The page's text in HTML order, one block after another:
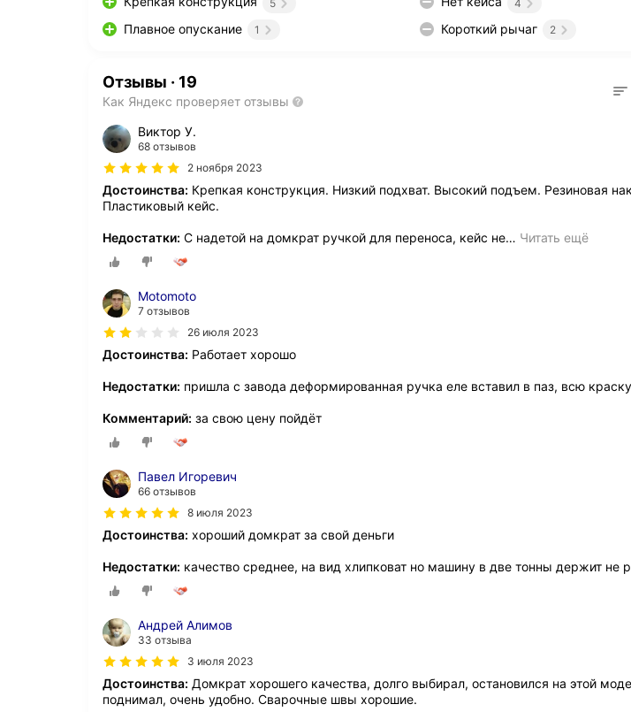
5
Плавное опускание 1
4
Короткий рычаг 2
Отзывы · 19
Как Яндекс проверяет отзывы
Виктор У.
68 отзывов
2 ноября 2023
Достоинства: Крепкая конструкция. Низкий подхват. Высокий подъем. Резиновая
Пластиковый кейс.
Недостатки: С надетой на домкрат ручкой для переноса, кейс не… Читать ещё
Motomoto
7 отзывов
26 июля 2023
Достоинства: Работает хорошо
Недостатки: пришла с завода деформированная ручка еле вставил в паз, всю
Комментарий: за свою цену пойдёт
Павел Игоревич
66 отзывов
8 июля 2023
Достоинства: хороший домкрат за свой деньги
Недостатки: качество среднее, на вид хлипковат но машину в две тонны держит не
Андрей Алимов
33 отзыва
3 июля 2023
Достоинства: Домкрат хорошего качества, долго выбирал, остановился на этой
поднимал, очень удобно. Сварочные швы хорошие.